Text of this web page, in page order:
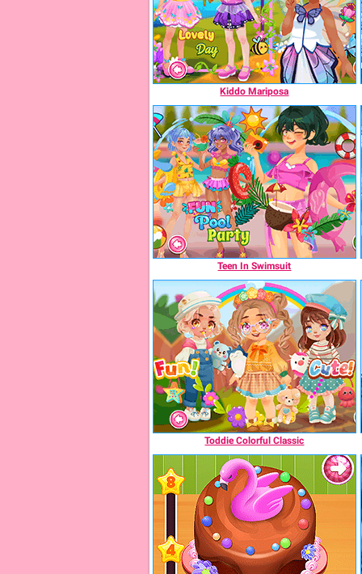
Kiddo Mariposa
Teen In Swimsuit
Toddie Colorful Classic